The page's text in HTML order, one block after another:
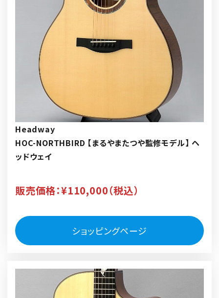
Headway
HOC-NORTHBIRD 【まるやまたつや監修モデル】 ヘ
ッドウェイ
販売価格：¥110,000（税込）
ショッピングページ